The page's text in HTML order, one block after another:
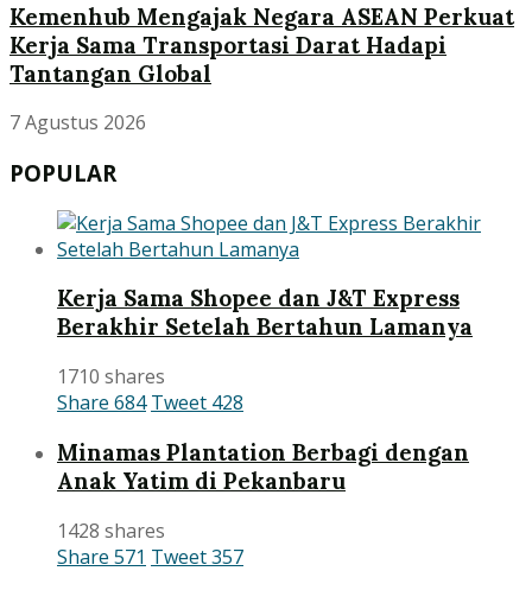
Kemenhub Mengajak Negara ASEAN Perkuat
Kerja Sama Transportasi Darat Hadapi
Tantangan Global
7 Agustus 2026
POPULAR
Kerja Sama Shopee dan J&T Express
Berakhir Setelah Bertahun Lamanya
1710 shares
Share 684 Tweet 428
Minamas Plantation Berbagi dengan
Anak Yatim di Pekanbaru
1428 shares
Share 571 Tweet357